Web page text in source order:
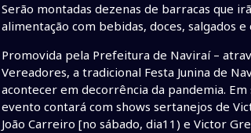
Serão montadas dezenas de barracas que
alimentação com bebidas, doces, salgados
Promovida pela Prefeitura de Naviraí –
Vereadores, a tradicional Festa Junina de
acontecer em decorrência da pandemia. Em
evento contará com shows sertanejos de
João Carreiro [no sábado, dia11) e Victor